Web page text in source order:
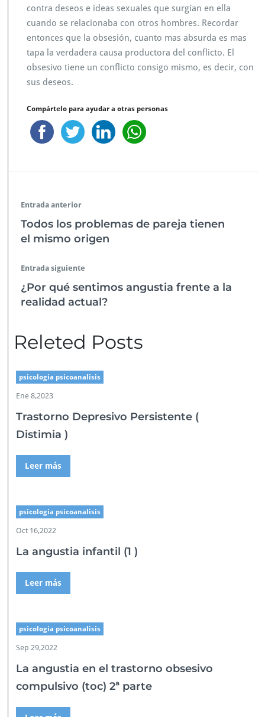
v
o
c
o
p
contra deseos e ideas sexuales que surgían en ella
cuando se relacionaba con otros hombres. Recordar
entonces que la obsesión, cuanto mas absurda es mas
tapa la verdadera causa productora del conflicto. El
obsesivo tiene un conflicto consigo mismo, es decir, con
sus deseos.
Compártelo para ayudar a otras personas
Entrada anterior
Todos los problemas de pareja tienen
el mismo origen
Entrada siguiente
¿Por qué sentimos angustia frente a la
realidad actual?
Releted Posts
psicologia psicoanalisis
Ene 8,2023
Trastorno Depresivo Persistente (
Distimia )
Leer más
psicologia psicoanalisis
Oct 16,2022
La angustia infantil (1 )
Leer más
psicologia psicoanalisis
Sep 29,2022
La angustia en el trastorno obsesivo
compulsivo (toc) 2ª parte